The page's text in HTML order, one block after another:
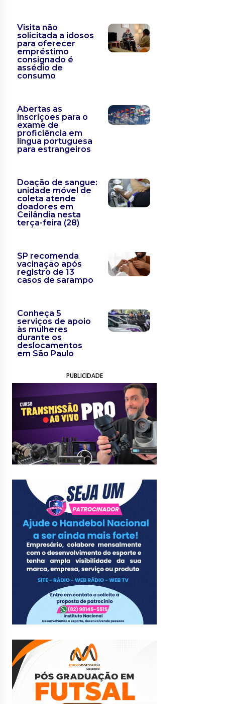
Visita não
solicitada a idosos
para oferecer
empréstimo
consignado é
assédio de
consumo
Abertas as
inscrições para o
exame de
proficiência em
língua portuguesa
para estrangeiros
Doação de sangue:
unidade móvel de
coleta atende
doadores em
Ceilândia nesta
terça-feira (28)
SP recomenda
vacinação após
registro de 13
casos de sarampo
Conheça 5
serviços de apoio
às mulheres
durante os
deslocamentos
em São Paulo
PUBLICIDADE